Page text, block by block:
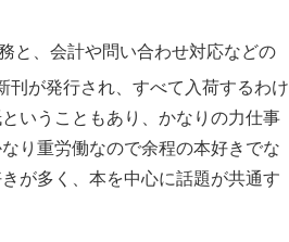
と、会計や問い合わせ対応などの
刊が発行され、すべて入荷するわけ
いうこともあり、かなりの力仕事
り重労働なので余程の本好きでな
が多く、本を中心に話題が共通す